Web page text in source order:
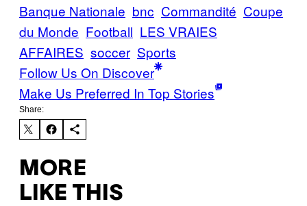
Banque Nationale bnc Commandité Coupe
du Monde Football LES VRAIES
AFFAIRES soccer Sports
Follow Us On Discover
Make Us Preferred In Top Stories
Share:
MORE
LIKE THIS